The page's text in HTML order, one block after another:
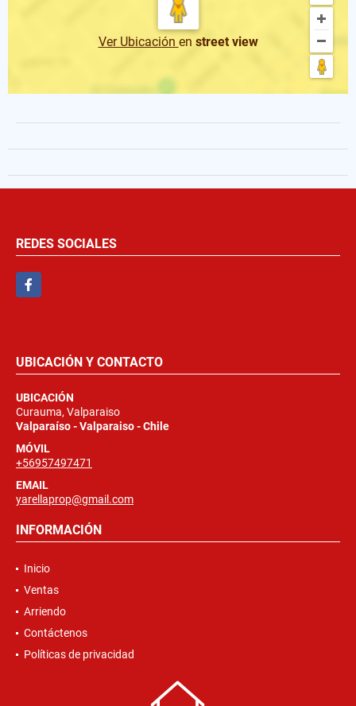
Ver Ubicación en street view
REDES SOCIALES
Facebook
UBICACIÓN Y CONTACTO
UBICACIÓN
Curauma, Valparaiso
Valparaíso - Valparaiso - Chile
MÓVIL
+56957497471
EMAIL
yarellaprop@gmail.com
INFORMACIÓN
Inicio
Ventas
Arriendo
Contáctenos
Políticas de privacidad